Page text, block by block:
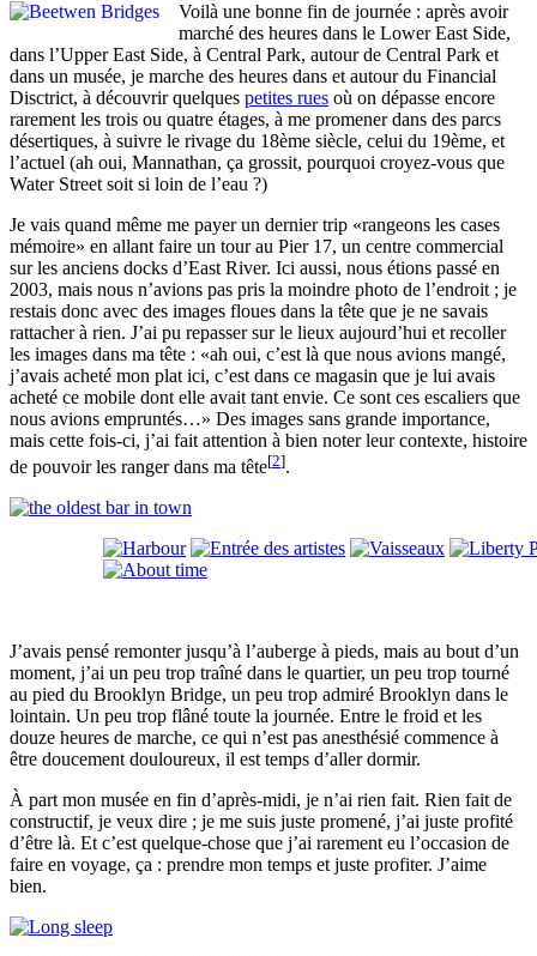
Voilà une bonne fin de journée : après avoir
marché des heures dans le Lower East Side,
dans l’Upper East Side, à Central Park, autour de Central Park et
dans un musée, je marche des heures dans et autour du Financial
Disctrict, à découvrir quelques petites rues où on dépasse encore
rarement les trois ou quatre étages, à me promener dans des parcs
désertiques, à suivre le rivage du 18ème siècle, celui du 19ème, et
l’actuel (ah oui, Mannathan, ça grossit, pourquoi croyez-vous que
Water Street soit si loin de l’eau ?)
Je vais quand même me payer un dernier trip
rangeons les cases
mémoire
en allant faire un tour au Pier 17, un centre commercial
sur les anciens docks d’East River. Ici aussi, nous étions passé en
2003, mais nous n’avions pas pris la moindre photo de l’endroit ; je
restais donc avec des images floues dans la tête que je ne savais
rattacher à rien. J’ai pu repasser sur le lieux aujourd’hui et recoller
les images dans ma tête :
ah oui, c’est là que nous avions mangé,
j’avais acheté mon plat ici, c’est dans ce magasin que je lui avais
acheté ce mobile dont elle avait tant envie. Ce sont ces escaliers que
nous avions empruntés…
Des images sans grande importance,
mais cette fois-ci, j’ai fait attention à bien noter leur contexte, histoire
de pouvoir les ranger dans ma tête[2].
J’avais pensé remonter jusqu’à l’auberge à pieds, mais au bout d’un
moment, j’ai un peu trop traîné dans le quartier, un peu trop tourné
au pied du Brooklyn Bridge, un peu trop admiré Brooklyn dans le
lointain. Un peu trop flâné toute la journée. Entre le froid et les
douze heures de marche, ce qui n’est pas anesthésié commence à
être doucement douloureux, il est temps d’aller dormir.
À part mon musée en fin d’après-midi, je n’ai rien fait. Rien fait de
constructif, je veux dire ; je me suis juste promené, j’ai juste profité
d’être là. Et c’est quelque-chose que j’ai rarement eu l’occasion de
faire en voyage, ça : prendre mon temps et juste profiter. J’aime
bien.